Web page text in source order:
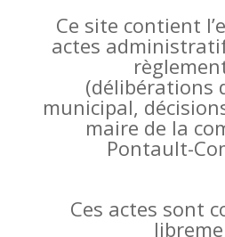
Ce site contient
actes
(délibérations
municipal,
maire de la
Pontault-
Ces actes sont